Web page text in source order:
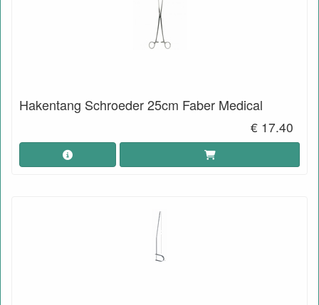
Hakentang Schroeder 25cm Faber Medical
€ 17.40